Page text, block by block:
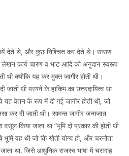
देते थे, और कुछ निश्चित कर देते थे। सासण
लेखन कार्य चारण व भाट आदि को अनुदान स्वरूप
थी क्योंकि यह कर मुक्त जागीर होती थी।
जाती थी परगने के हाकिम का उत्तरदायित्व था
यह वेतन के रूप में दी गई जागीर होती थी, जो
कर दी जाती थी। सामन्त जागीर जन्मजात
वसूल किया जाता था “भूमि दो प्रकार की होती थी
वह थी जो कि खेती योग्य हो, और चरनोता
था, जिसे आधुनिक राजस्व भाषा में चरागाह